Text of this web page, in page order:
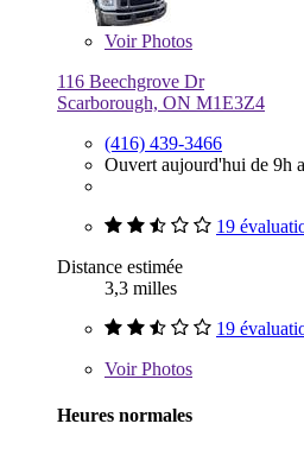
VoirPhotos
116 Beechgrove Dr
Scarborough, ON M1E3Z4
(416) 439-3466
Ouvert aujourd'hui de 9h
19
Distance estimée
3,3 milles
19
VoirPhotos
Heures normales